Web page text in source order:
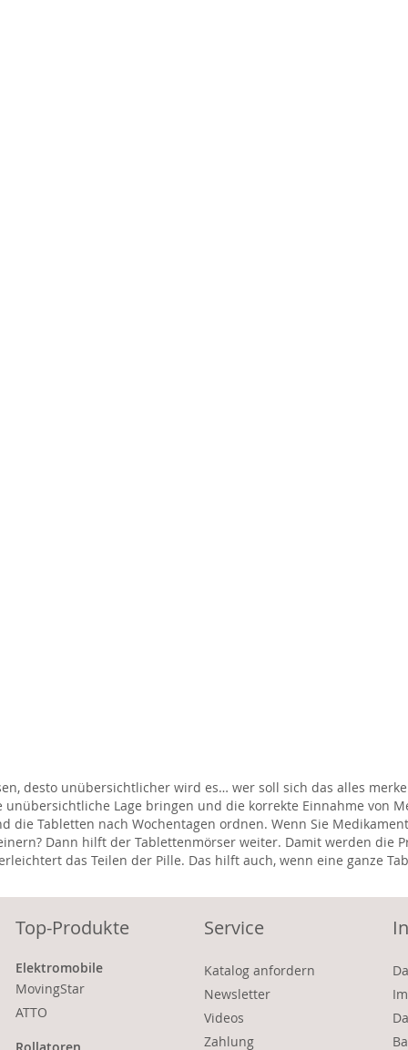
desto unübersichtlicher wird es… wer soll sich das alles
Lage bringen und die korrekte Einnahme von
die Tabletten nach Wochentagen ordnen. Wenn Sie
Dann hilft der Tablettenmörser weiter. Damit werden die
das Teilen der Pille. Das hilft auch, wenn eine ganze
Top-Produkte
Elektromobile
MovingStar
ATTO
Service
Katalog anfordern
Newsletter
Videos
Zahlung